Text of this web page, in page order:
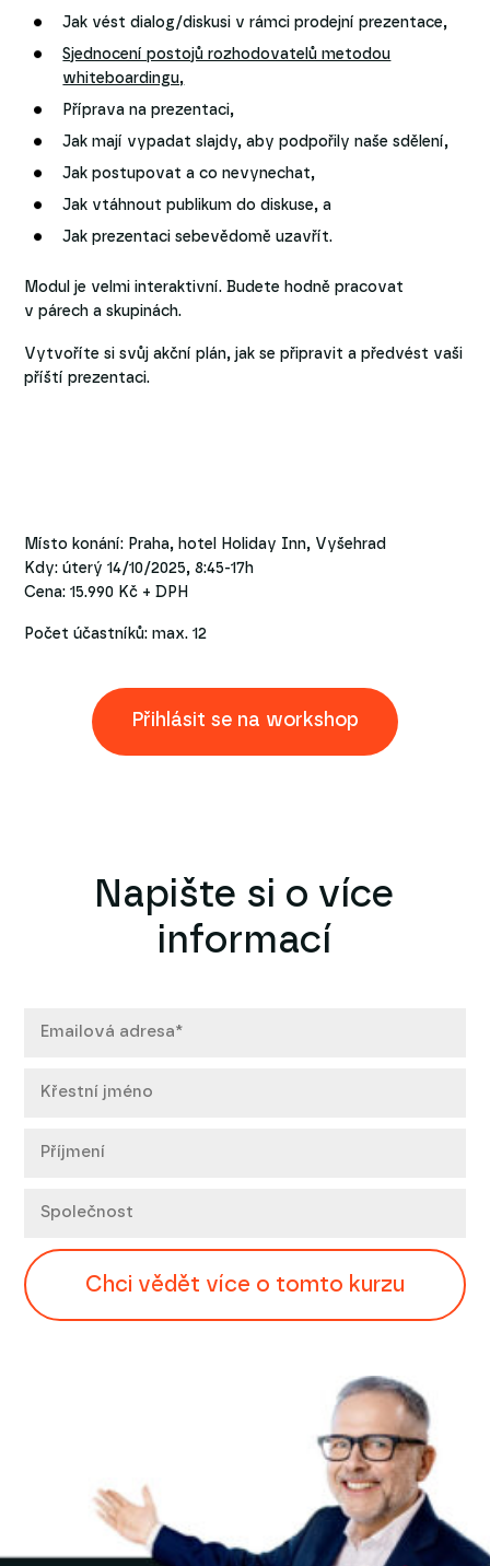
Jak vést dialog/diskusi v rámci prodejní prezentace,
Sjednocení postojů rozhodovatelů metodou
whiteboardingu,
Příprava na prezentaci,
Jak mají vypadat slajdy, aby podpořily naše sdělení,
Jak postupovat a co nevynechat,
Jak vtáhnout publikum do diskuse, a
Jak prezentaci sebevědomě uzavřít.
Modul je velmi interaktivní. Budete hodně pracovat
v párech a skupinách.
Vytvoříte si svůj akční plán, jak se připravit a předvést vaši
příští prezentaci.
Místo konání: Praha, hotel Holiday Inn, Vyšehrad
Kdy: úterý 14/10/2025, 8:45-17h
Cena: 15.990 Kč + DPH
Počet účastníků: max. 12
Přihlásit se na workshop
Napište si o více
informací
Chci vědět více o tomto kurzu